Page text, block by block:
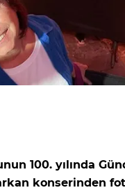
100. yılında
konserinden